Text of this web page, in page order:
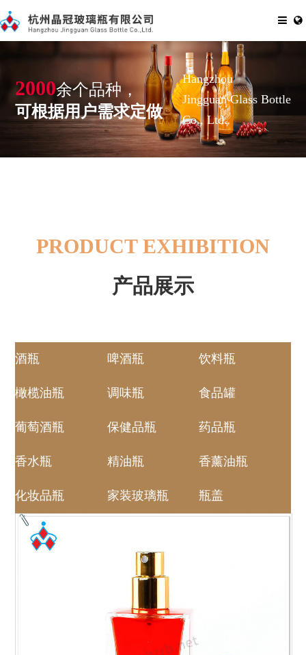
2000余个品种，
可根据用户需求定做
Hangzhou
Jingguan Glass Bottle
Co., Ltd.
PRODUCT EXHIBITION
产品展示
酒瓶 啤酒瓶 饮料瓶
橄榄油瓶 调味瓶 食品罐
葡萄酒瓶 保健品瓶 药品瓶
香水瓶 精油瓶 香薰油瓶
化妆品瓶 家装玻璃瓶 瓶盖